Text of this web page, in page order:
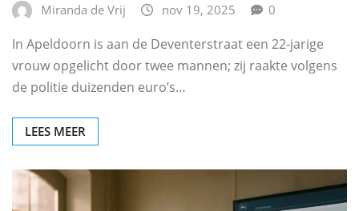
Miranda de Vrij nov 19, 2025 0
In Apeldoorn is aan de Deventerstraat een 22-jarige
vrouw opgelicht door twee mannen; zij raakte volgens
de politie duizenden euro’s…
LEES MEER